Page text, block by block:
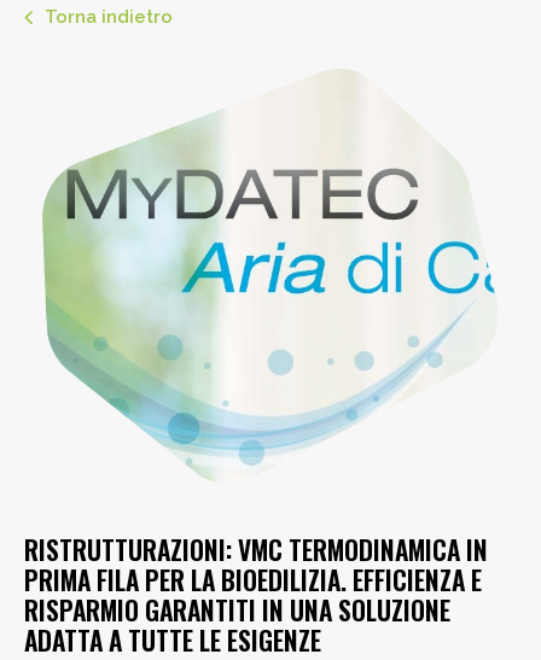
Torna indietro
RISTRUTTURAZIONI: VMC TERMODINAMICA IN
PRIMA FILA PER LA BIOEDILIZIA. EFFICIENZA E
RISPARMIO GARANTITI IN UNA SOLUZIONE
ADATTA A TUTTE LE ESIGENZE